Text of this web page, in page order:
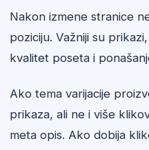
Nakon izmene stranice
poziciju. Važniji su
kvalitet poseta i
Ako tema varijacije
prikaza, ali ne i više
meta opis. Ako dobija